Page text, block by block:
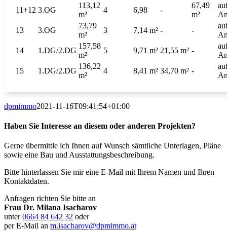
11+12 3.OG
113,12
m²
4 6,98 -
67,49
m²
13
3.OG
73,79
m²
3 7,14 m² - -
14
1.DG/2.DG
157,58
m²
5 9,71 m² 21,55 m² -
15
1.DG/2.DG
136,22
m²
4 8,41 m² 34,70 m² -
dpmimmo2021-11-16T09:41:54+01:00
Haben Sie Interesse an diesem oder anderen Projekten?
Gerne übermittle ich Ihnen auf Wunsch sämtliche Unterlagen, Pläne
sowie eine Bau und Ausstattungsbeschreibung.
Bitte hinterlassen Sie mir eine E-Mail mit Ihrem Namen und Ihren
Kontaktdaten.
Anfragen richten Sie bitte an
Frau Dr. Milana Isacharov
unter0664 84 642 32 oder
per E-Mail an m.isacharov@dpmimmo.at